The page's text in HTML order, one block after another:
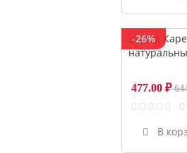
-26%
477.00 ₽
0
В